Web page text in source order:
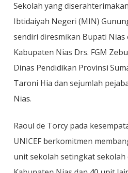
Sekolah yang
Ibtidaiyah Negeri (MIN)
sendiri diresmikan Bupati Nias
Kabupaten Nias Drs. FGM
Dinas Pendidikan Provinsi
Taroni Hia dan sejumlah
Nias.
Raoul de Torcy pada
UNICEF berkomitmen
unit sekolah setingkat sekolah